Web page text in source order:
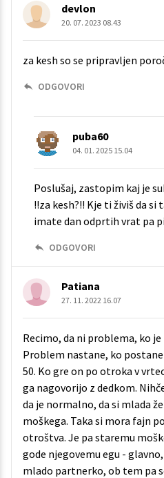
devlon
20. 07. 2023 08.43
za kesh so se pripravljen
ODGOVORI
puba60
04. 01. 2025 15.04
Poslušaj, zastopim kaj je
!!za kesh?!! Kje ti živiš da
imate dan odprtih vrat pa
ODGOVORI
Patiana
27. 11. 2022 16.07
Recimo, da ni problema, ko je
Problem nastane, ko
50. Ko gre on po otroka v
ga nagovorijo z dedkom.
da je normalno, da si mlada
moškega. Taka si mora fajn
otroštva. Je pa staremu
gode njegovemu egu -
mlado partnerko, ob tem pa